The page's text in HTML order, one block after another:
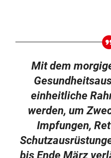
Mit dem
einheitliche
werden, um
Impfungen,
bis Ende März